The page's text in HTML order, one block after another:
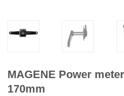
MAGENE Power
170mm